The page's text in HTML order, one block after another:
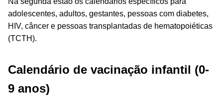
adolescentes, adultos, gestantes, pessoas com diabetes,
HIV, câncer e pessoas transplantadas de hematopoiéticas
(TCTH).
Calendário de vacinação infantil (0-
9 anos)